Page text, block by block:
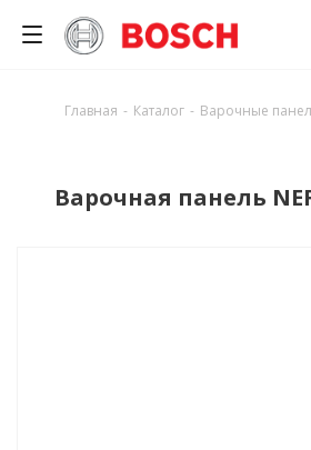
Главная - Каталог - Варочные
Варочная панель